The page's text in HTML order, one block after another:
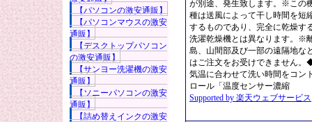
【パソコンの激安通販】
【パソコンマウスの激安
通販】
【デスクトップパソコン
の激安通販】
【サンヨー洗濯機の激安
通販】
【ソニーパソコンの激安
通販】
【詰め替えインクの激安
が別途、発生致します。※この
種は送風によって干し時間を短
するものであり、完全に乾燥す
洗濯乾燥機とは異なります。※
島、山間部及び一部の遠隔地な
はご注文をお受けできません。
気温に合わせて洗い時間をコン
ロール「温度センサー濃縮
Supported by 楽天ウェブサービス